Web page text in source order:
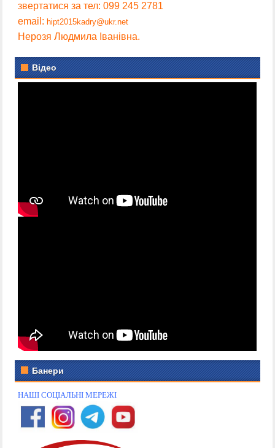
звертатися за тел: 099 245 2781
email:hipt2015kadry@ukr.net
Нерозя Людмила Іванівна.
Відео
Банери
НАШІ СОЦІАЛЬНІ МЕРЕЖІ